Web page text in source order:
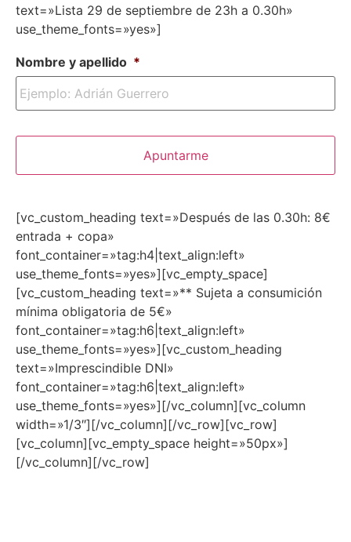
text=»Lista 29 de septiembre de 23h a 0.30h»
use_theme_fonts=»yes»]
Nombre y apellido *
[vc_custom_heading text=»Después de las 0.30h: 8€
entrada + copa»
font_container=»tag:h4|text_align:left»
use_theme_fonts=»yes»][vc_empty_space]
[vc_custom_heading text=»** Sujeta a consumición
mínima obligatoria de 5€»
font_container=»tag:h6|text_align:left»
use_theme_fonts=»yes»][vc_custom_heading
text=»Imprescindible DNI»
font_container=»tag:h6|text_align:left»
use_theme_fonts=»yes»][/vc_column][vc_column
width=»1/3″][/vc_column][/vc_row][vc_row]
[vc_column][vc_empty_space height=»50px»]
[/vc_column][/vc_row]